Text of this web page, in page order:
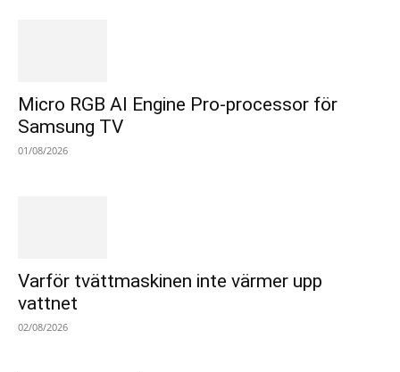
Micro RGB AI Engine Pro-processor för
Samsung TV
01/08/2026
Varför tvättmaskinen inte värmer upp
vattnet
02/08/2026